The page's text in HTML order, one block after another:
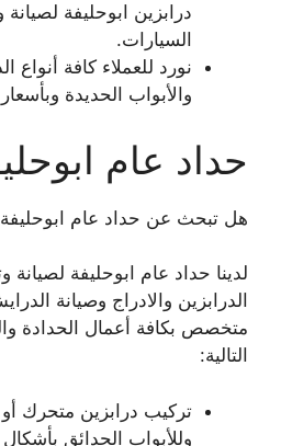
درابزين ابوحليفة
السيارات.
نورد للعملاء كافة أنواع
والأبواب الحديدة
حداد عام
هل تبحث عن حداد عام
لدينا حداد عام ابوحليفة لصيانة
الدرابزين والادراج وصيانة
متخصص بكافة أعمال الحدادة
التالية:
تركيب درابزين متحرك
وللأبواب الحدائق